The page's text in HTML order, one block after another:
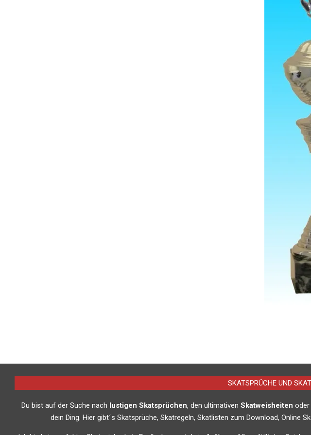
08-
SKATSPRÜCHE UND
Du bist auf der Suche nach lustigen Skatsprüchen, den ultimativen Skatweisheiten oder
dein Ding. Hier gibt´s Skatsprüche, Skatregeln, Skatlisten zum Download,